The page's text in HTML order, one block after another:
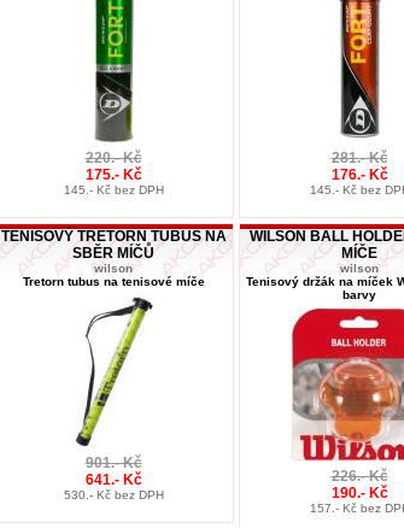
220.- Kč
175.- Kč
145.- Kč bez DPH
281.- Kč
176.- Kč
145.- Kč bez
TENISOVÝ TRETORN TUBUS NA
SBĚR MÍČŮ
wilson
Tretorn tubus na tenisové míče
901.- Kč
641.- Kč
530.- Kč bez DPH
WILSON BALL
MÍČE
wilson
Tenisový držák na míček
barvy
226.- Kč
190.- Kč
157.- Kč bez